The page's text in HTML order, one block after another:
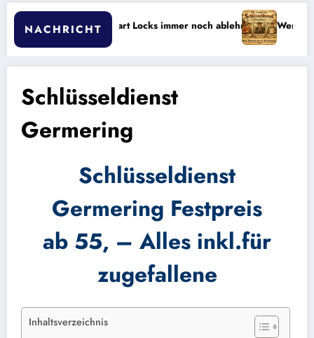
NACHRICHT
Smart Locks immer noch ablehnen Wer zahlt den
Schlüsseldienst
Germering
Schlüsseldienst
Germering Festpreis
ab 55, – Alles inkl.für
zugefallene
Inhaltsverzeichnis